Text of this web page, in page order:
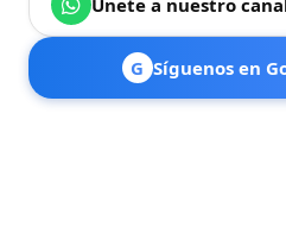
G Síguenos en